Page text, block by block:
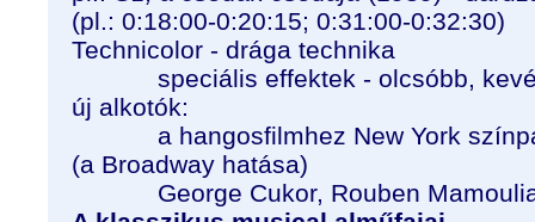
(pl.: 0:18:00-0:20:15; 0:31:00-0:32:30)
Technicolor - drága technika
speciális effektek - olcsóbb,
új alkotók:
a hangosfilmhez New York
(a Broadway hatása)
George Cukor, Rouben